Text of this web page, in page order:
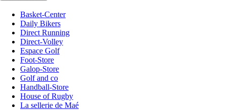
Basket-Center
Daily Bikers
Direct Running
Direct-Volley
Espace Golf
Foot-Store
Galop-Store
Golf and co
Handball-Store
House of Rugby
La sellerie de Maé